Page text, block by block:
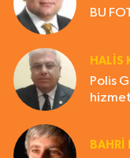
BU
HALIS
Polis
BAHRI